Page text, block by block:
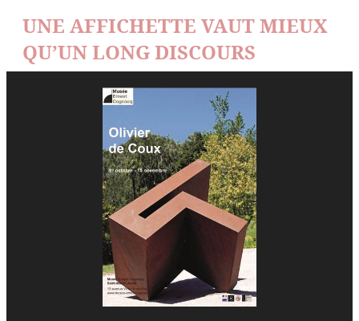
UNE AFFICHETTE VAUT MIEUX
QU’UN LONG DISCOURS